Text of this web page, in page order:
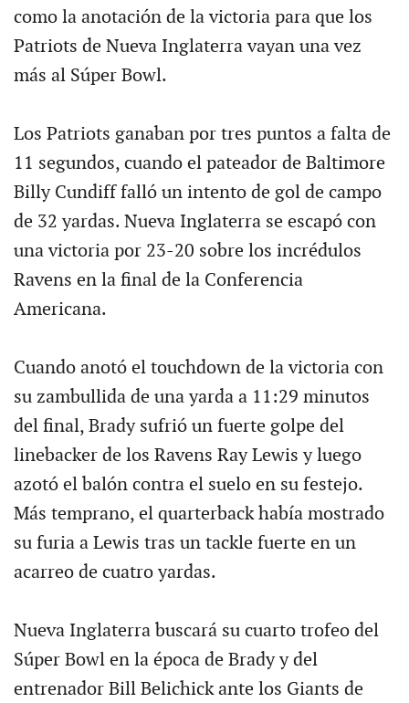
como la anotación de la victoria para que los
Patriots de Nueva Inglaterra vayan una vez
más al Súper Bowl.
Los Patriots ganaban por tres puntos a falta de
11 segundos, cuando el pateador de Baltimore
Billy Cundiff falló un intento de gol de campo
de 32 yardas. Nueva Inglaterra se escapó con
una victoria por 23-20 sobre los incrédulos
Ravens en la final de la Conferencia
Americana.
Cuando anotó el touchdown de la victoria con
su zambullida de una yarda a 11:29 minutos
del final, Brady sufrió un fuerte golpe del
linebacker de los Ravens Ray Lewis y luego
azotó el balón contra el suelo en su festejo.
Más temprano, el quarterback había mostrado
su furia a Lewis tras un tackle fuerte en un
acarreo de cuatro yardas.
Nueva Inglaterra buscará su cuarto trofeo del
Súper Bowl en la época de Brady y del
entrenador Bill Belichick ante los Giants de